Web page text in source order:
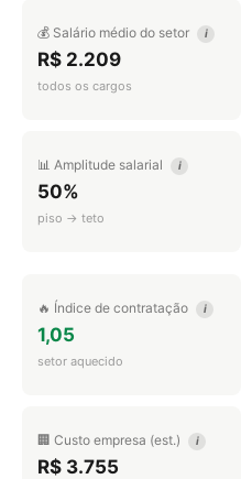
💰 Salário médio do setor i
R$ 2.209
todos os cargos
📊 Amplitude salarial i
50%
piso → teto
🔥 Índice de contratação i
1,05
setor aquecido
🏢 Custo empresa (est.) i
R$ 3.755